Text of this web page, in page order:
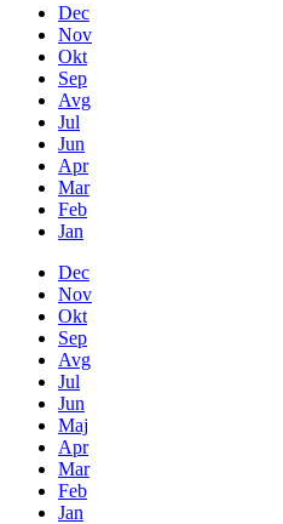
Dec
Nov
Okt
Sep
Avg
Jul
Jun
Apr
Mar
Feb
Jan
Dec
Nov
Okt
Sep
Avg
Jul
Jun
Maj
Apr
Mar
Feb
Jan